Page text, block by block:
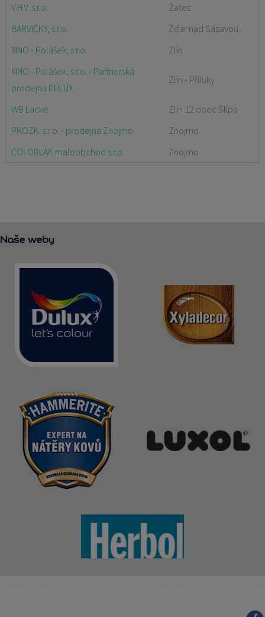
V.H.V. s.r.o.
Žatec
BARVIČKY, s.r.o.
Žďár nad Sázavou
MNO - Polášek, s.r.o.
Zlín
MNO - Polášek, s.r.o. - Partnerská
prodejna DULUX
Zlín - Příluky
WB Lacke
Zlín 12 obec Štípa
PROZK. s.r.o. - prodejna Znojmo
Znojmo
COLORLAK maloobchod s.r.o.
Znojmo
Naše weby